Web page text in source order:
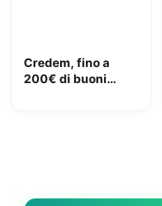
Credem, fino a
200€ di buoni